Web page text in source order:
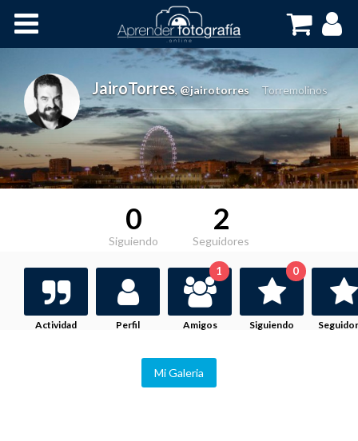
Cursos OnLine
JairoTorres, @jairotorres Torremolinos
0
Siguiendo
2
Seguidores
Actividad Perfil Amigos
1
Siguiendo
0
Mi Galeria